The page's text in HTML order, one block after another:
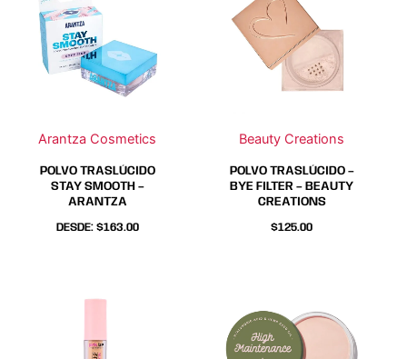
Arantza Cosmetics
tiene
variantes.
Las
opciones
pueden
elegir
en
la
página
POLVO TRASLÚCIDO
STAY SMOOTH –
ARANTZA
DESDE: $163.00
variantes.
Las
pueden
elegir
en
página
Beauty Creations
tiene
múltiples
variantes.
Las
pueden
elegir
en
la
página
POLVO TRASLÚCIDO –
BYE FILTER – BEAUTY
CREATIONS
$125.00
múltiples
variantes.
Las
pueden
elegir
en
la
página
múltiples